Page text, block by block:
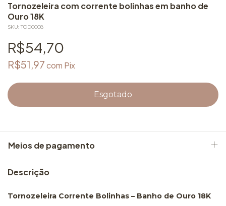
Tornozeleira com corrente bolinhas em banho de
Ouro 18K
SKU:TOD0008
R$54,70
R$51,97com Pix
Meios de pagamento
Descrição
Tornozeleira Corrente Bolinhas – Banho de Ouro 18K